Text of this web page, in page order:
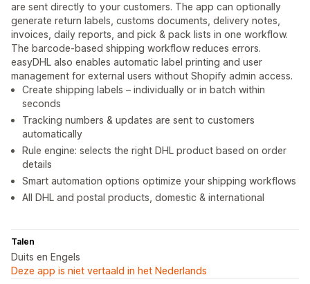
are sent directly to your customers. The app can optionally
generate return labels, customs documents, delivery notes,
invoices, daily reports, and pick & pack lists in one workflow.
The barcode-based shipping workflow reduces errors.
easyDHL also enables automatic label printing and user
management for external users without Shopify admin access.
Create shipping labels – individually or in batch within
seconds
Tracking numbers & updates are sent to customers
automatically
Rule engine: selects the right DHL product based on order
details
Smart automation options optimize your shipping workflows
All DHL and postal products, domestic & international
Talen
Duits en Engels
Deze app is niet vertaald in het Nederlands